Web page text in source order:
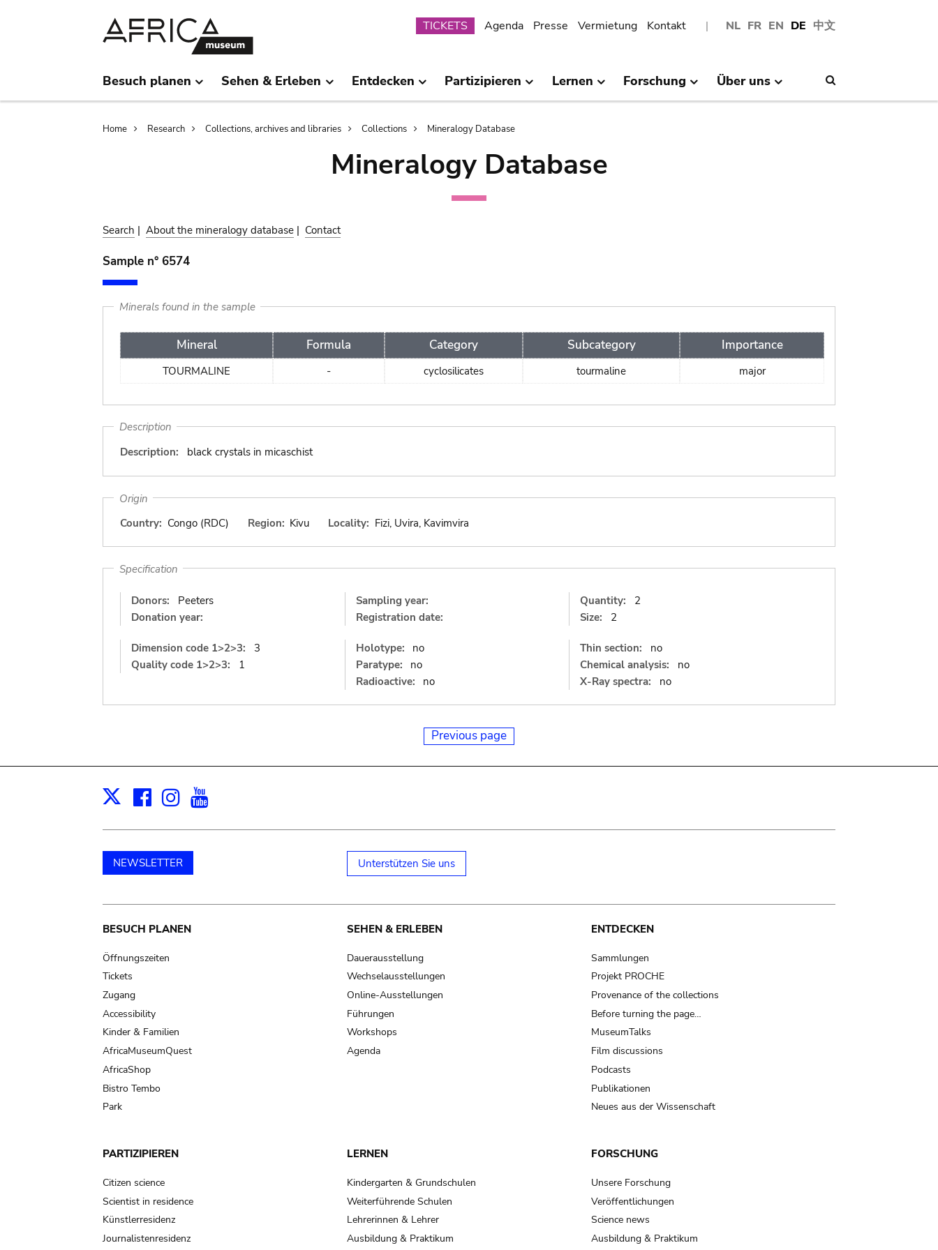
NL FR EN DE 中文
Submenu
TICKETS Agenda Presse Vermietung Kontakt
Besuch planen Sehen & Erleben Entdecken Partizipieren Lernen Forschung Über uns
Breadcrumb
Home Research Collections, archives and libraries Collections Mineralogy Database
Mineralogy Database
Search | About the mineralogy database | Contact
Sample n° 6574
Minerals found in the sample
Mineral Formula Category Subcategory Importance
TOURMALINE - cyclosilicates tourmaline major
Description
Description:
black crystals in micaschist
Origin
Country: Congo (RDC) Region: Kivu Locality: Fizi, Uvira, Kavimvira
Specification
Donors:
Peeters
Donation year:
Sampling year:
Registration date:
Quantity:
2
Size:
2
Dimension code 1>2>3:
3
Quality code 1>2>3:
1
Holotype:
no
Paratype:
no
Radioactive:
no
Thin section:
no
Chemical analysis:
no
X-Ray spectra:
no
Previous page
X Facebook
Instagram
NEWSLETTER Unterstützen Sie uns
Main
navigation
BESUCH PLANEN
Öffnungszeiten
Tickets
Zugang
Accessibility
Kinder & Familien
AfricaMuseumQuest
AfricaShop
Bistro Tembo
Park
SEHEN & ERLEBEN
Dauerausstellung
Wechselausstellungen
Online-Ausstellungen
Führungen
Workshops
Agenda
ENTDECKEN
Sammlungen
Projekt PROCHE
Provenance of the collections
Before turning the page…
MuseumTalks
Film discussions
Podcasts
Publikationen
Neues aus der Wissenschaft
PARTIZIPIEREN
Citizen science
Scientist in residence
Künstlerresidenz
Journalistenresidenz
LERNEN
Kindergarten & Grundschulen
Weiterführende Schulen
Lehrerinnen & Lehrer
Ausbildung & Praktikum
FORSCHUNG
Unsere Forschung
Veröffentlichungen
Science news
Ausbildung & Praktikum